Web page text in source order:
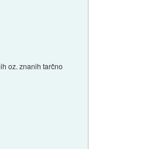
oz. znanih tarčno